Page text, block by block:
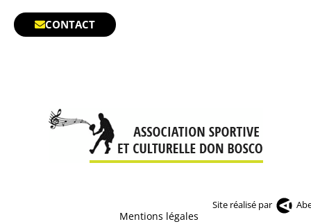
CONTACT
Mentions légales
Site réalisé par